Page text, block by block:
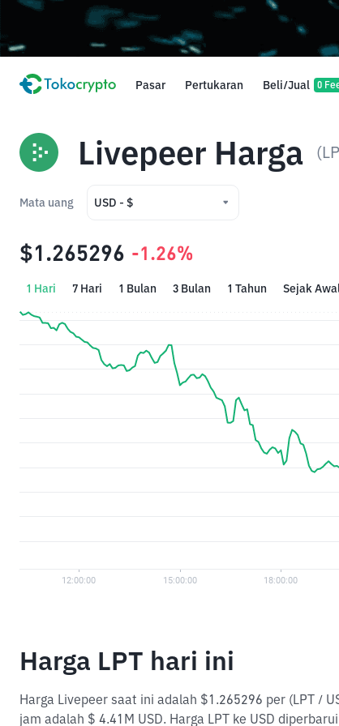
Pasar Pertukaran Beli/Jual 0
Livepeer Harga
Mata uang USD - $
IDR - Rp
$1.265296 -1.26%
1 Hari 7 Hari 1 Bulan 3 Bulan 1 Tahun Sejak
Harga LPT hari ini
Harga Livepeer saat ini adalah $1.265296 per (LPT /
jam adalah $ 4.41M USD. Harga LPT ke USD